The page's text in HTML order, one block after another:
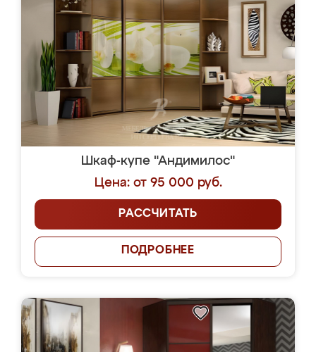
Шкаф-купе "Андимилос"
Цена: от 95 000 руб.
РАССЧИТАТЬ
ПОДРОБНЕЕ